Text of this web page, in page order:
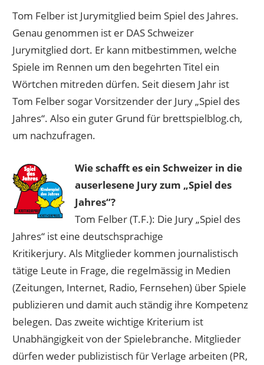
Tom Felber ist Jurymitglied beim Spiel des Jahres.
Genau genommen ist er DAS Schweizer
Jurymitglied dort. Er kann mitbestimmen, welche
Spiele im Rennen um den begehrten Titel ein
Wörtchen mitreden dürfen. Seit diesem Jahr ist
Tom Felber sogar Vorsitzender der Jury „Spiel des
Jahres“. Also ein guter Grund für brettspielblog.ch,
um nachzufragen.
Wie schafft es ein Schweizer in die
auserlesene Jury zum „Spiel des
Jahres“?
Tom Felber (T.F.): Die Jury „Spiel des
Jahres“ ist eine deutschsprachige
Kritikerjury. Als Mitglieder kommen journalistisch
tätige Leute in Frage, die regelmässig in Medien
(Zeitungen, Internet, Radio, Fernsehen) über Spiele
publizieren und damit auch ständig ihre Kompetenz
belegen. Das zweite wichtige Kriterium ist
Unabhängigkeit von der Spielebranche. Mitglieder
dürfen weder publizistisch für Verlage arbeiten (PR,